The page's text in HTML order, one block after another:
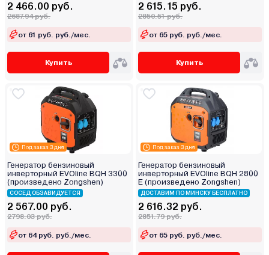
2 466.00 руб.
2687.94 руб.
от 61 руб. руб./мес.
Купить
2 615.15 руб.
2850.51 руб.
от 65 руб. руб./мес.
Купить
Под заказ 3 дня
Генератор бензиновый
инверторный EVOline BQH 3300
(произведено Zongshen)
СОСЕД ОБЗАВИДУЕТСЯ
2 567.00 руб.
2798.03 руб.
от 64 руб. руб./мес.
Под заказ 3 дня
Генератор бензиновый
инверторный EVOline BQH 2800
E (произведено Zongshen)
ДОСТАВИМ ПО МИНСКУ БЕСПЛАТНО
2 616.32 руб.
2851.79 руб.
от 65 руб. руб./мес.